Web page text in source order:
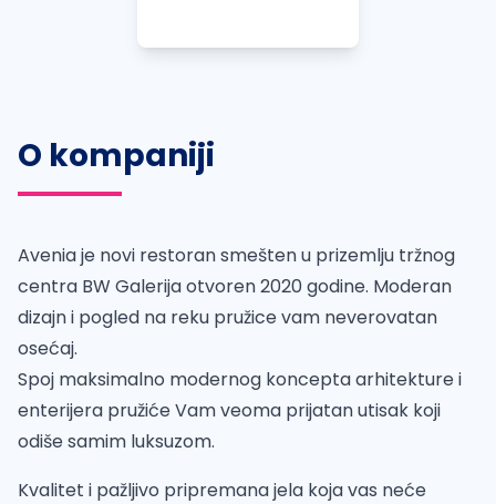
O kompaniji
Avenia je novi restoran smešten u prizemlju tržnog
centra BW Galerija otvoren 2020 godine. Moderan
dizajn i pogled na reku pružice vam neverovatan
osećaj.
Spoj maksimalno modernog koncepta arhitekture i
enterijera pružiće Vam veoma prijatan utisak koji
odiše samim luksuzom.
Kvalitet i pažljivo pripremana jela koja vas neće